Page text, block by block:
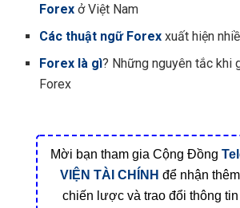
Forex ở Việt Nam
Các thuật ngữ Forex xuất hiện
Forex là gì? Những nguyên tắc khi
Forex
Mời bạn tham gia Cộng Đồng
VIỆN TÀI CHÍNH để nhận
chiến lược và trao đổi thông